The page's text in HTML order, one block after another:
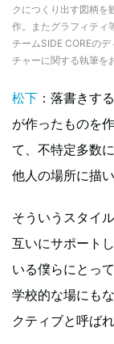
クにつくり出す図柄を
作。またグラフィティ
チームSIDE COREの
チャーに関する執筆を
松下 ：落書きす
が作ったものを
て、不特定多数
他人の場所に描
そういうスタイ
互いにサポート
いる僕らにとっ
学校的な場にも
クティブと呼ば